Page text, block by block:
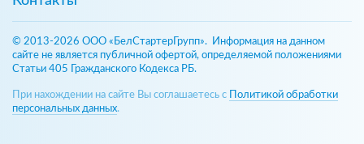
© 2013-2026 ООО «БелСтартерГрупп». Информация на данном
сайте не является публичной офертой, определяемой положениями
Статьи 405 Гражданского Кодекса РБ.
При нахождении на сайте Вы соглашаетесь с
Политикой обработки
персональных данных.